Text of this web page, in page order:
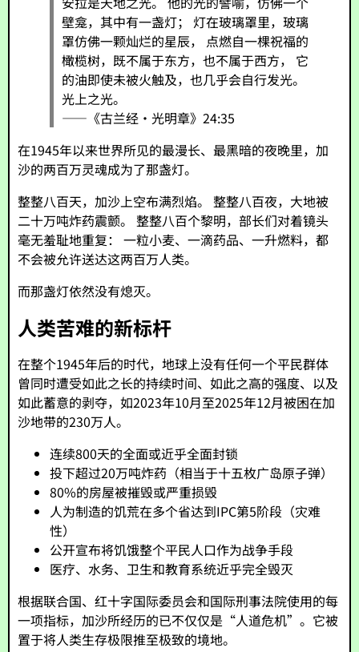
壁龛，其中有一盏灯； 灯在玻璃罩里，玻璃
罩仿佛一颗灿烂的星辰， 点燃自一棵祝福的
橄榄树，既不属于东方，也不属于西方， 它
的油即使未被火触及，也几乎会自行发光。
光上之光。
——《古兰经·光明章》24:35
在1945年以来世界所见的最漫长、最黑暗的夜晚里，加
沙的两百万灵魂成为了那盏灯。
整整八百天，加沙上空布满烈焰。 整整八百夜，大地被
二十万吨炸药震颤。 整整八百个黎明，部长们对着镜头
毫无羞耻地重复： 一粒小麦、一滴药品、一升燃料，都
不会被允许送达这两百万人类。
而那盏灯依然没有熄灭。
人类苦难的新标杆
在整个1945年后的时代，地球上没有任何一个平民群体
曾同时遭受如此之长的持续时间、如此之高的强度、以及
如此蓄意的剥夺，如2023年10月至2025年12月被困在加
沙地带的230万人。
连续800天的全面或近乎全面封锁
投下超过20万吨炸药（相当于十五枚广岛原子弹）
80%的房屋被摧毁或严重损毁
人为制造的饥荒在多个省达到IPC第5阶段（灾难
性）
公开宣布将饥饿整个平民人口作为战争手段
医疗、水务、卫生和教育系统近乎完全毁灭
根据联合国、红十字国际委员会和国际刑事法院使用的每
一项指标，加沙所经历的已不仅仅是“人道危机”。它被
置于将人类生存极限推至极致的境地。